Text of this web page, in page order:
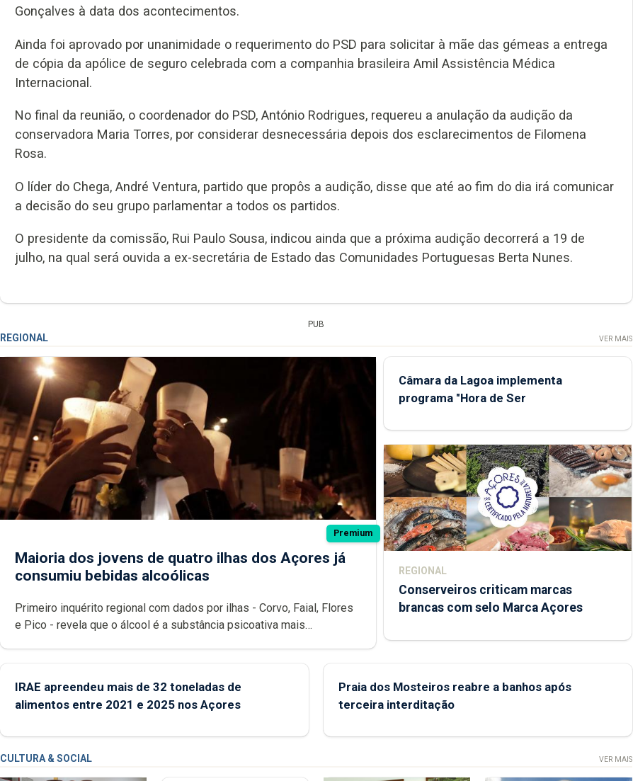
Gonçalves à data dos acontecimentos.
Ainda foi aprovado por unanimidade o requerimento do PSD para solicitar à mãe das gémeas a entrega
de cópia da apólice de seguro celebrada com a companhia brasileira Amil Assistência Médica
Internacional.
No final da reunião, o coordenador do PSD, António Rodrigues, requereu a anulação da audição da
conservadora Maria Torres, por considerar desnecessária depois dos esclarecimentos de Filomena
Rosa.
O líder do Chega, André Ventura, partido que propôs a audição, disse que até ao fim do dia irá comunicar
a decisão do seu grupo parlamentar a todos os partidos.
O presidente da comissão, Rui Paulo Sousa, indicou ainda que a próxima audição decorrerá a 19 de
julho, na qual será ouvida a ex-secretária de Estado das Comunidades Portuguesas Berta Nunes.
PUB
REGIONAL VER MAIS
Premium
Maioria dos jovens de quatro ilhas dos Açores já
consumiu bebidas alcoólicas
Primeiro inquérito regional com dados por ilhas - Corvo, Faial, Flores
e Pico - revela que o álcool é a substância psicoativa mais
Câmara da Lagoa implementa
programa "Hora de Ser
REGIONAL
Conserveiros criticam marcas
brancas com selo Marca Açores
IRAE apreendeu mais de 32 toneladas de
alimentos entre 2021 e 2025 nos Açores
Praia dos Mosteiros reabre a banhos após
terceira interditação
CULTURA & SOCIAL VER MAIS